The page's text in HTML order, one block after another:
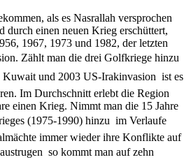
als es Nasrallah versprochen
durch einen neuen Krieg erschüttert,
1967, 1973 und 1982, der letzten
Zählt man die drei Golfkriege hinzu 
und 2003 US-Irakinvasion  ist es
Im Durchschnitt erlebt die Region
einen Krieg. Nimmt man die 15 Jahre
(1975-1990) hinzu  im Verlaufe
immer wieder ihre Konflikte auf
 so kommt man auf zehn